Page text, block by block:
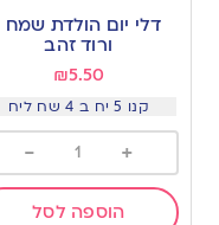
to
wishlist
דלי יום הולדת שמח
ורוד זהב
₪5.50
קנו 5 יח ב 4 שח ליח
+
-
הוספה לסל